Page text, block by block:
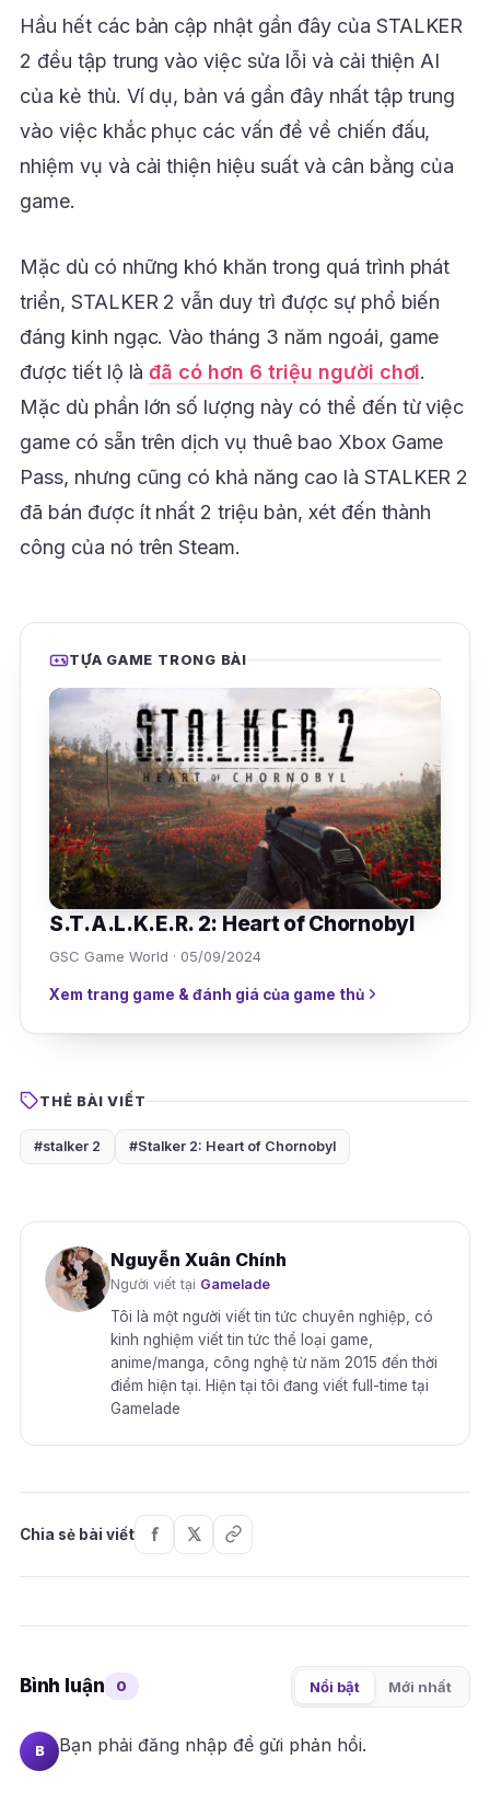
Hầu hết các bản cập nhật gần đây của STALKER
2 đều tập trung vào việc sửa lỗi và cải thiện AI
của kẻ thù. Ví dụ, bản vá gần đây nhất tập trung
vào việc khắc phục các vấn đề về chiến đấu,
nhiệm vụ và cải thiện hiệu suất và cân bằng của
game.
Mặc dù có những khó khăn trong quá trình phát
triển, STALKER 2 vẫn duy trì được sự phổ biến
đáng kinh ngạc. Vào tháng 3 năm ngoái, game
được tiết lộ làđã có hơn 6 triệu người chơi.
Mặc dù phần lớn số lượng này có thể đến từ việc
game có sẵn trên dịch vụ thuê bao Xbox Game
Pass, nhưng cũng có khả năng cao là STALKER 2
đã bán được ít nhất 2 triệu bản, xét đến thành
công của nó trên Steam.
TỰA GAME TRONG BÀI
S.T.A.L.K.E.R. 2: Heart of Chornobyl
GSC Game World · 05/09/2024
Xem trang game & đánh giá của game thủ
THẺ BÀI VIẾT
#stalker 2 #Stalker 2: Heart of Chornobyl
Nguyễn Xuân Chính
Người viết tại Gamelade
Tôi là một người viết tin tức chuyên nghiệp, có
kinh nghiệm viết tin tức thể loại game,
anime/manga, công nghệ từ năm 2015 đến thời
điểm hiện tại. Hiện tại tôi đang viết full-time tại
Gamelade
Chia sẻ bài viết
Bình luận 0 Nổi bật Mới nhất
B Bạn phải đăng nhập để gửi phản hồi.